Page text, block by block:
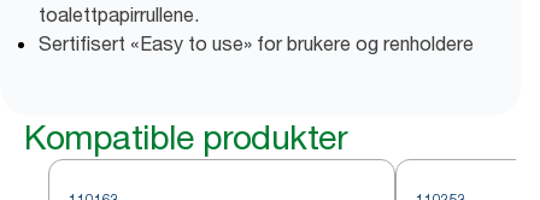
toalettpapirrullene.
Sertifisert «Easy to use» for brukere og renholdere
Kompatible produkter